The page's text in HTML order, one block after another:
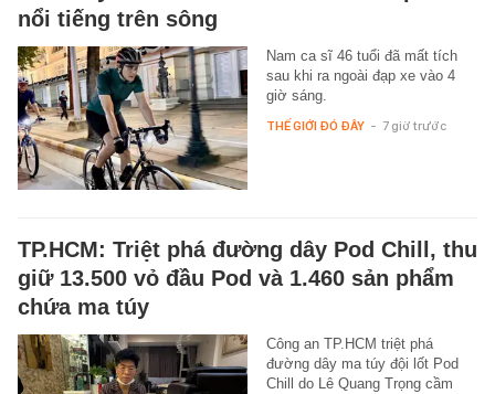
nổi tiếng trên sông
Nam ca sĩ 46 tuổi đã mất tích
sau khi ra ngoài đạp xe vào 4
giờ sáng.
THẾ GIỚI ĐÓ ĐÂY - 7 giờ trước
TP.HCM: Triệt phá đường dây Pod Chill, thu
giữ 13.500 vỏ đầu Pod và 1.460 sản phẩm
chứa ma túy
Công an TP.HCM triệt phá
đường dây ma túy đội lốt Pod
Chill do Lê Quang Trọng cầm